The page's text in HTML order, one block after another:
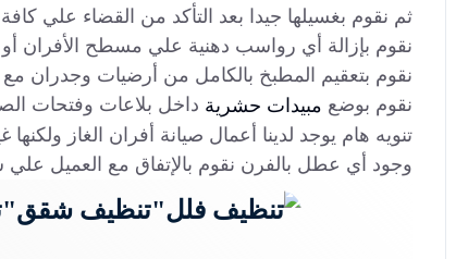
ثم نقوم بغسيلها جيدا بعد التأكد من القضاء علي
نقوم بإزالة أي رواسب دهنية علي مسطح الأفران
نقوم بتعقيم المطبخ بالكامل من أرضيات وجدران مع
نقوم بوضع مبيدات حشرية داخل بلاعات وفتحات
تنويه هام يوجد لدينا أعمال صيانة أفران الغاز
وجود أي عطل بالفرن نقوم بالإتفاق مع العميل علي